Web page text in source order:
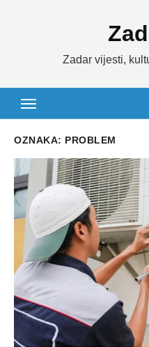
Zadar vijesti,
OZNAKA: PROBLEM